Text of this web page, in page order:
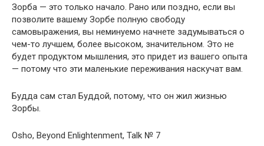
Зорба — это только начало. Рано или поздно, если вы
позволите вашему Зорбе полную свободу
самовыражения, вы неминуемо начнете задумываться о
чем-то лучшем, более высоком, значительном. Это не
будет продуктом мышления, это придет из вашего опыта
— потому что эти маленькие переживания наскучат вам.
Будда сам стал Буддой, потому, что он жил жизнью
Зорбы.
Osho, Beyond Enlightenment, Talk № 7